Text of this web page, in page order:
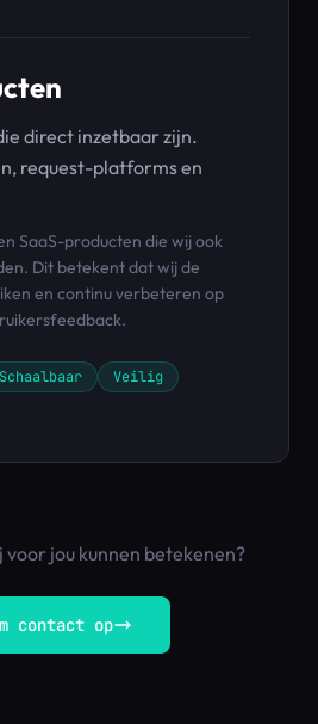
direct inzetbaar zijn.
request-platforms en
SaaS-producten die wij ook
Dit betekent dat wij de
en continu verbeteren op
Schaalbaar
Veilig
voor jou kunnen betekenen?
contact op